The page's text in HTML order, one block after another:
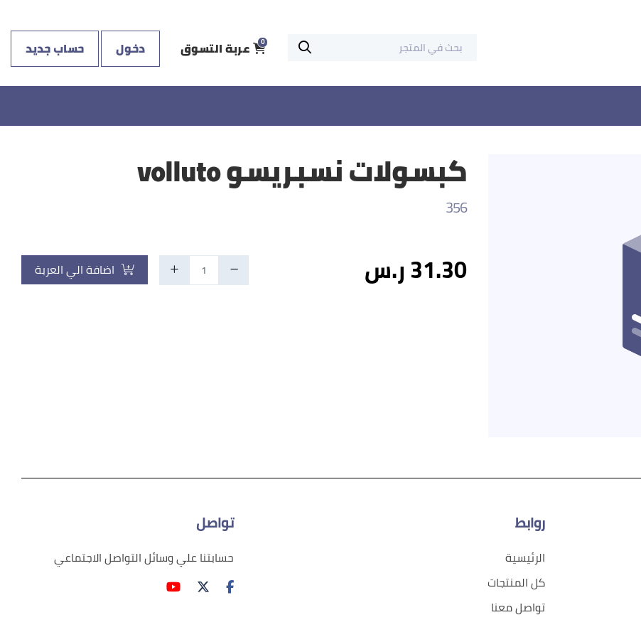
0 عربة التسوق دخول حساب جديد
كبسولات نسبريسو volluto
356
31.30 ر.س اضافة الي العربة
روابط
الرئيسية
كل المنتجات
تواصل معنا
تواصل
حسابتنا علي وسائل التواصل الاجتماعي